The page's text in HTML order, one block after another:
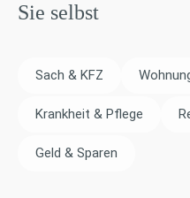
Sie selbst
Sach & KFZ
Krankheit & Pflege
Geld & Sparen